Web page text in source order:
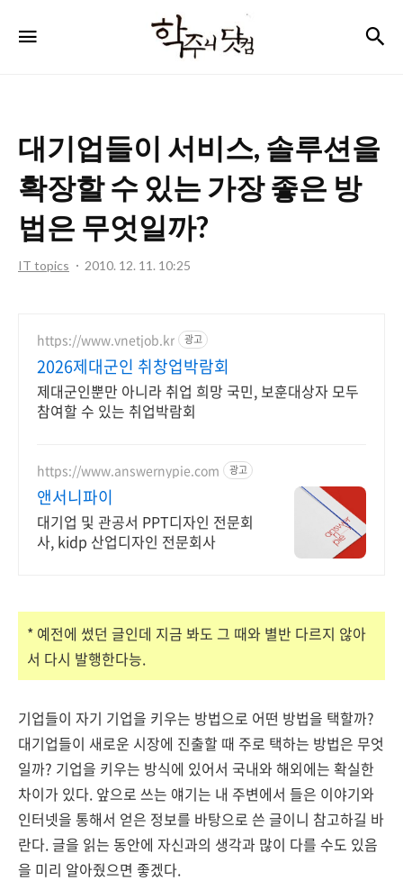
주
컴
대기업들이 서비스, 솔루션을
확장할 수 있는 가장 좋은 방
법은 무엇일까?
IT topics 2010. 12. 11. 10:25
https://www.vnetjob.kr 광고
2026제대군인 취창업박람회
제대군인뿐만 아니라 취업 희망 국민, 보훈대상자 모두
참여할 수 있는 취업박람회
https://www.answernypie.com 광고
앤서니파이
대기업 및 관공서 PPT디자인 전문회
사, kidp 산업디자인 전문회사
* 예전에 썼던 글인데 지금 봐도 그 때와 별반 다르지 않아
서 다시 발행한다능.
기업들이 자기 기업을 키우는 방법으로 어떤 방법을 택할까?
대기업들이 새로운 시장에 진출할 때 주로 택하는 방법은 무엇
일까? 기업을 키우는 방식에 있어서 국내와 해외에는 확실한
차이가 있다. 앞으로 쓰는 얘기는 내 주변에서 들은 이야기와
인터넷을 통해서 얻은 정보를 바탕으로 쓴 글이니 참고하길 바
란다. 글을 읽는 동안에 자신과의 생각과 많이 다를 수도 있음
을 미리 알아줬으면 좋겠다.